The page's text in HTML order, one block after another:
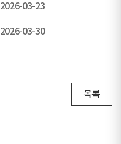
2026-03-23
2026-03-30
목록